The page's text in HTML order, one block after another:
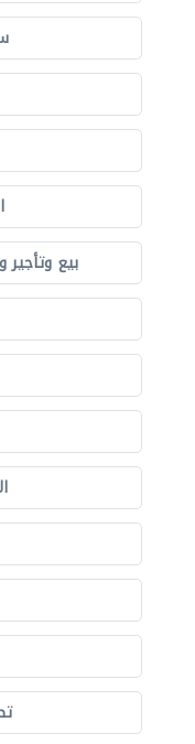
بيع وتأجير